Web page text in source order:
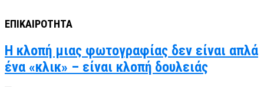
ΕΠΙΚΑΙΡΟΤΗΤΑ
Η κλοπή μιας φωτογραφίας δεν είναι απλά
ένα «κλικ» – είναι κλοπή δουλειάς